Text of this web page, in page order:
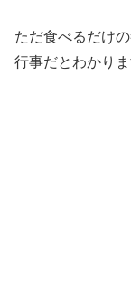
ただ食べるだけ
行事だとわかりま